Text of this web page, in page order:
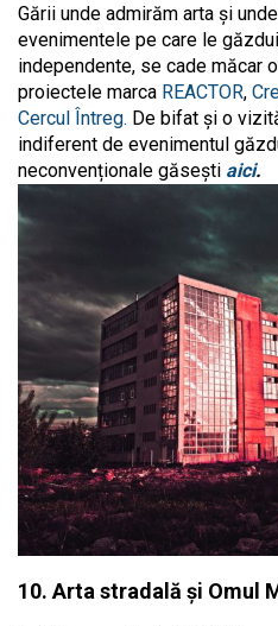
Gării unde admirăm arta și
evenimentele pe care le
independente, se cade măcar
proiectele marca REACTOR,
Cercul Întreg. De bifat și o
indiferent de evenimentul
neconvenționale găsești aici.
10. Arta stradală și Omul